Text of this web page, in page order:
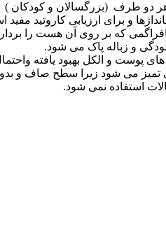
دو طرف (بزرگسالان و کودکان )
و برای ارزیابی کاروتید مفید
که بر روی آن هست را
و زباله پاک می شود.
پوست و الکل بهبود یافته
تمیز می شود زیرا سطح صاف و
استفاده نمی شود.